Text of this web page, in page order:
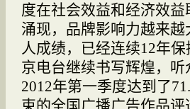
度在社会效益和经济效
涌现，品牌影响力越来
人成绩，已经连续12年保
京电台继续书写辉煌，
2012年第一季度达到了
束的全国广播广告作品